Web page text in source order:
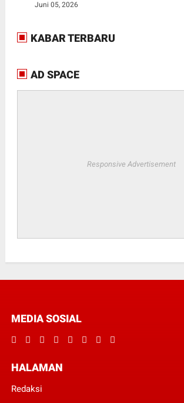
Juni 05, 2026
KABAR TERBARU
AD SPACE
Responsive Advertisement
MEDIA SOSIAL
HALAMAN
Redaksi